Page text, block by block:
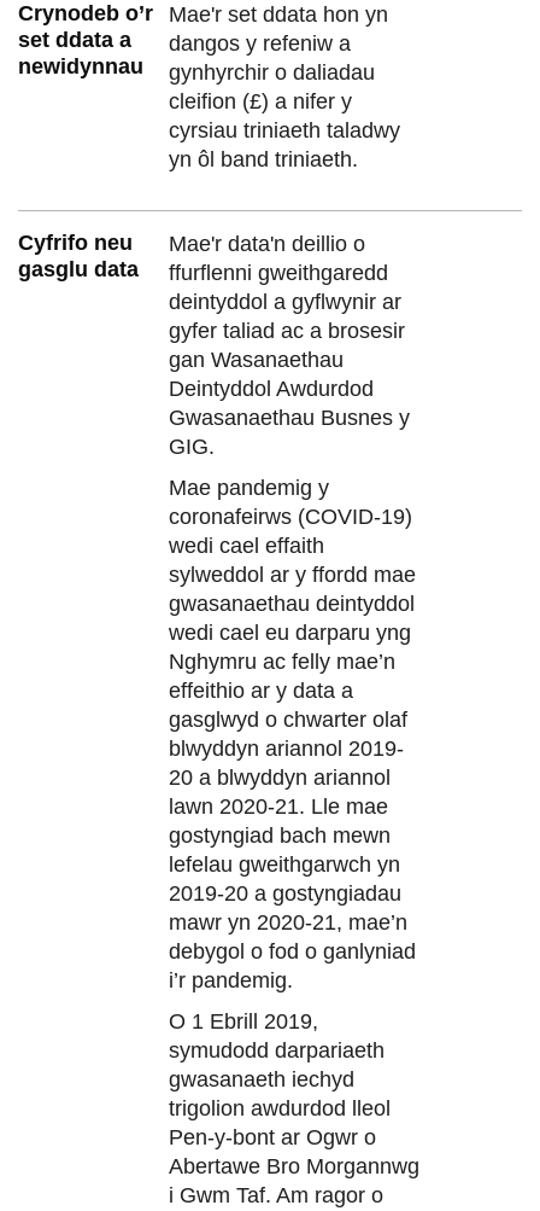
Crynodeb o’r
set ddata a
newidynnau
Mae'r set ddata hon yn
dangos y refeniw a
gynhyrchir o daliadau
cleifion (£) a nifer y
cyrsiau triniaeth taladwy
yn ôl band triniaeth.
Cyfrifo neu
gasglu data
Mae'r data'n deillio o
ffurflenni gweithgaredd
deintyddol a gyflwynir ar
gyfer taliad ac a brosesir
gan Wasanaethau
Deintyddol Awdurdod
Gwasanaethau Busnes y
GIG.
Mae pandemig y
coronafeirws (COVID-19)
wedi cael effaith
sylweddol ar y ffordd mae
gwasanaethau deintyddol
wedi cael eu darparu yng
Nghymru ac felly mae’n
effeithio ar y data a
gasglwyd o chwarter olaf
blwyddyn ariannol 2019-
20 a blwyddyn ariannol
lawn 2020-21. Lle mae
gostyngiad bach mewn
lefelau gweithgarwch yn
2019-20 a gostyngiadau
mawr yn 2020-21, mae’n
debygol o fod o ganlyniad
i’r pandemig.
O 1 Ebrill 2019,
symudodd darpariaeth
gwasanaeth iechyd
trigolion awdurdod lleol
Pen-y-bont ar Ogwr o
Abertawe Bro Morgannwg
i Gwm Taf. Am ragor o